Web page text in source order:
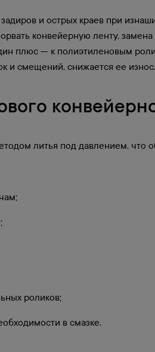
и острых краев при
конвейерную ленту,
плюс — к полиэтиленовым
и смещений, снижается ее износ.
литья под давлением, что
роликов;
в смазке.